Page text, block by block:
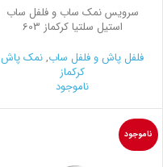
سرویس نمک ساب و فلفل ساب
استیل سلتیا کرکماز 603
فلفل پاش و فلفل ساب,نمک پاش
کرکماز
ناموجود
ناموجود